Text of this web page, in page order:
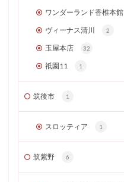
ワンダーランド香椎本館
ヴィーナス清川 2
玉屋本店 32
祇園11 1
筑後市 1
スロッティア 1
筑紫野 6